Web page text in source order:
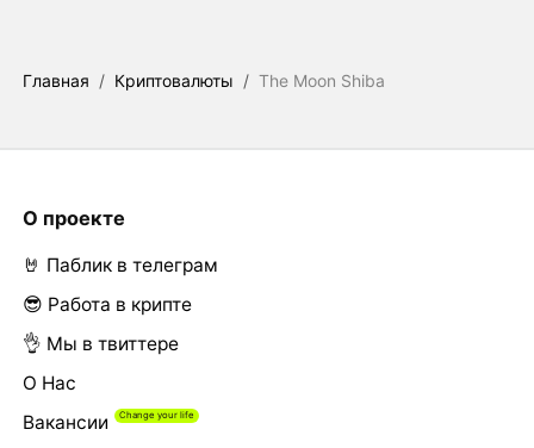
Главная / Криптовалюты / The Moon Shiba
О проекте
🤘 Паблик в телеграм
😎 Работа в крипте
👌 Мы в твиттере
О Нас
Вакансии